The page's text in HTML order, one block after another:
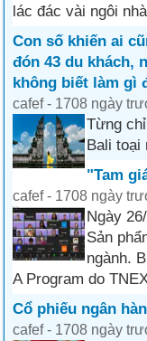
lác đác vài ngôi
Con số khiến ai
đón 43 du khách,
không biết làm gì
cafef - 1708 ngày
Từng
Bali toại
"Tam
cafef - 1708 ngày
Ngày
Sản
ngành.
A Program do
Cổ phiếu ngân
cafef - 1708 ngày